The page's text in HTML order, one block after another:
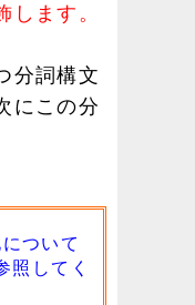
します。
分詞構文
にこの分
ついて
照してく